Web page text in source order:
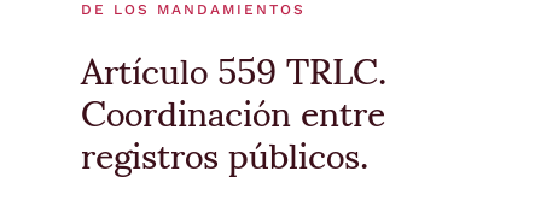
DE LOS MANDAMIENTOS
Artículo 559 TRLC.
Coordinación entre
registros públicos.